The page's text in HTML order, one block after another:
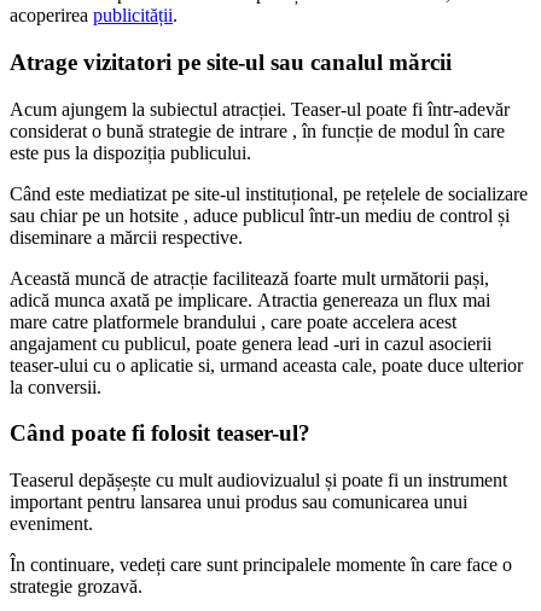
acoperirea publicității.
Atrage vizitatori pe site-ul sau canalul mărcii
Acum ajungem la subiectul atracției. Teaser-ul poate fi într-adevăr
considerat o bună strategie de intrare , în funcție de modul în care
este pus la dispoziția publicului.
Când este mediatizat pe site-ul instituțional, pe rețelele de socializare
sau chiar pe un hotsite , aduce publicul într-un mediu de control și
diseminare a mărcii respective.
Această muncă de atracție facilitează foarte mult următorii pași,
adică munca axată pe implicare. Atractia genereaza un flux mai
mare catre platformele brandului , care poate accelera acest
angajament cu publicul, poate genera lead -uri in cazul asocierii
teaser-ului cu o aplicatie si, urmand aceasta cale, poate duce ulterior
la conversii.
Când poate fi folosit teaser-ul?
Teaserul depășește cu mult audiovizualul și poate fi un instrument
important pentru lansarea unui produs sau comunicarea unui
eveniment.
În continuare, vedeți care sunt principalele momente în care face o
strategie grozavă.